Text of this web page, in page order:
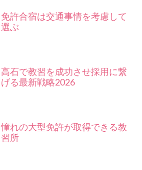
免許合宿は交通事情を考慮して
選ぶ
高石で教習を成功させ採用に繋
げる最新戦略2026
憧れの大型免許が取得できる教
習所